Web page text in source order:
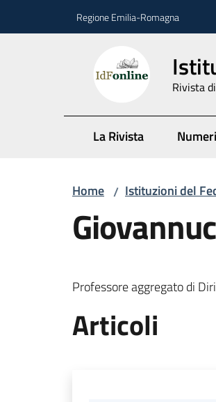
Regione Emilia-Romagna
Rivista
La Rivista Numeri
Home / Istituzioni del
Professore aggregato di
Articoli